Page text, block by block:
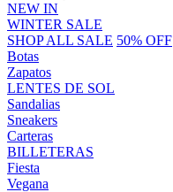
NEW IN
WINTER SALE
SHOP ALL SALE 50% OFF
Botas
Zapatos
LENTES DE SOL
Sandalias
Sneakers
Carteras
BILLETERAS
Fiesta
Vegana